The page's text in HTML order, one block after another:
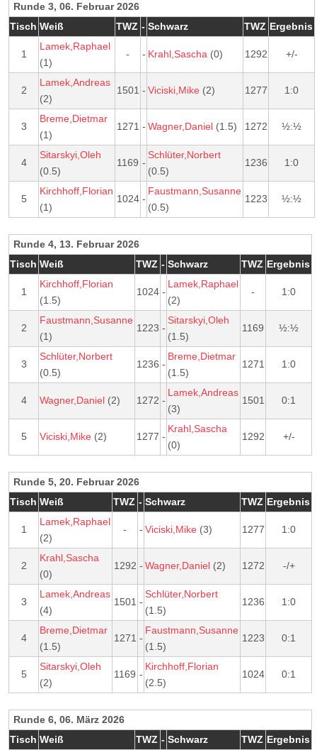
Runde 3, 06. Februar 2026
Tisch Weiß TWZ - Schwarz TWZ Ergebnis
1
Lamek,Raphael
(1)
- - Krahl,Sascha (0) 1292 +/-
2
Lamek,Andreas
(2)
1501 - Viciski,Mike (2) 1277 1:0
3
Breme,Dietmar
(1)
1271 - Wagner,Daniel (1.5) 1272 ½:½
4
Sitarskyi,Oleh
(0.5)
1169 -
Schlüter,Norbert
(0.5)
1236 1:0
5
Kirchhoff,Florian
(1)
1024 -
Faustmann,Susanne
(0.5)
1223 ½:½
Runde 4, 13. Februar 2026
Tisch Weiß TWZ - Schwarz TWZ Ergebnis
1
Kirchhoff,Florian
(1.5)
1024 -
Lamek,Raphael
(2)
- 1:0
2
Faustmann,Susanne
(1)
1223 -
Sitarskyi,Oleh
(1.5)
1169 ½:½
3
Schlüter,Norbert
(0.5)
1236 -
Breme,Dietmar
(1.5)
1271 1:0
4 Wagner,Daniel (2) 1272 -
Lamek,Andreas
(3)
1501 0:1
5 Viciski,Mike (2) 1277 -
Krahl,Sascha
(0)
1292 +/-
Runde 5, 20. Februar 2026
Tisch Weiß TWZ - Schwarz TWZ Ergebnis
1
Lamek,Raphael
(2)
- - Viciski,Mike (3) 1277 1:0
2
Krahl,Sascha
(0)
1292 - Wagner,Daniel (2) 1272 -/+
3
Lamek,Andreas
(4)
1501 -
Schlüter,Norbert
(1.5)
1236 1:0
4
Breme,Dietmar
(1.5)
1271 -
Faustmann,Susanne
(1.5)
1223 0:1
5
Sitarskyi,Oleh
(2)
1169 -
Kirchhoff,Florian
(2.5)
1024 0:1
Runde 6, 06. März 2026
Tisch Weiß TWZ - Schwarz TWZ Ergebnis